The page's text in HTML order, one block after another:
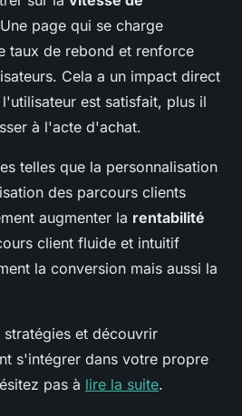
page qui se charge
taux de rebond et renforce
Cela a un impact direct
est satisfait, plus il
à l'acte d'achat.
telles que la personnalisation
des parcours clients
augmenter la rentabilité
client fluide et intuitif
la conversion mais aussi la
et découvrir
s'intégrer dans votre propre
pas à lire la suite.